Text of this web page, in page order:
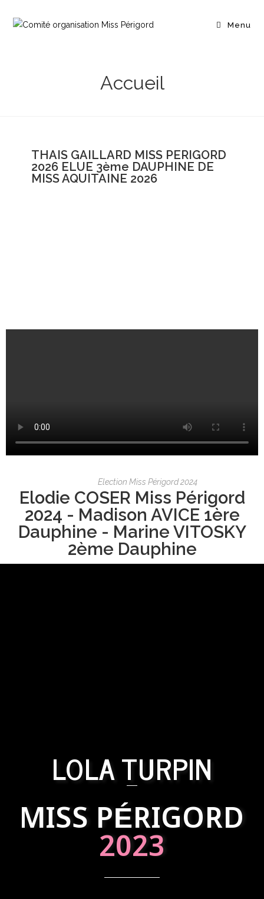
Menu
Accueil
THAIS GAILLARD MISS PERIGORD
2026 ELUE 3ème DAUPHINE DE
MISS AQUITAINE 2026
Election Miss Périgord 2024
Elodie COSER Miss Périgord
2024 - Madison AVICE 1ère
Dauphine - Marine VITOSKY
2ème Dauphine
LOLA TURPIN
MISS PÉRIGORD
2023